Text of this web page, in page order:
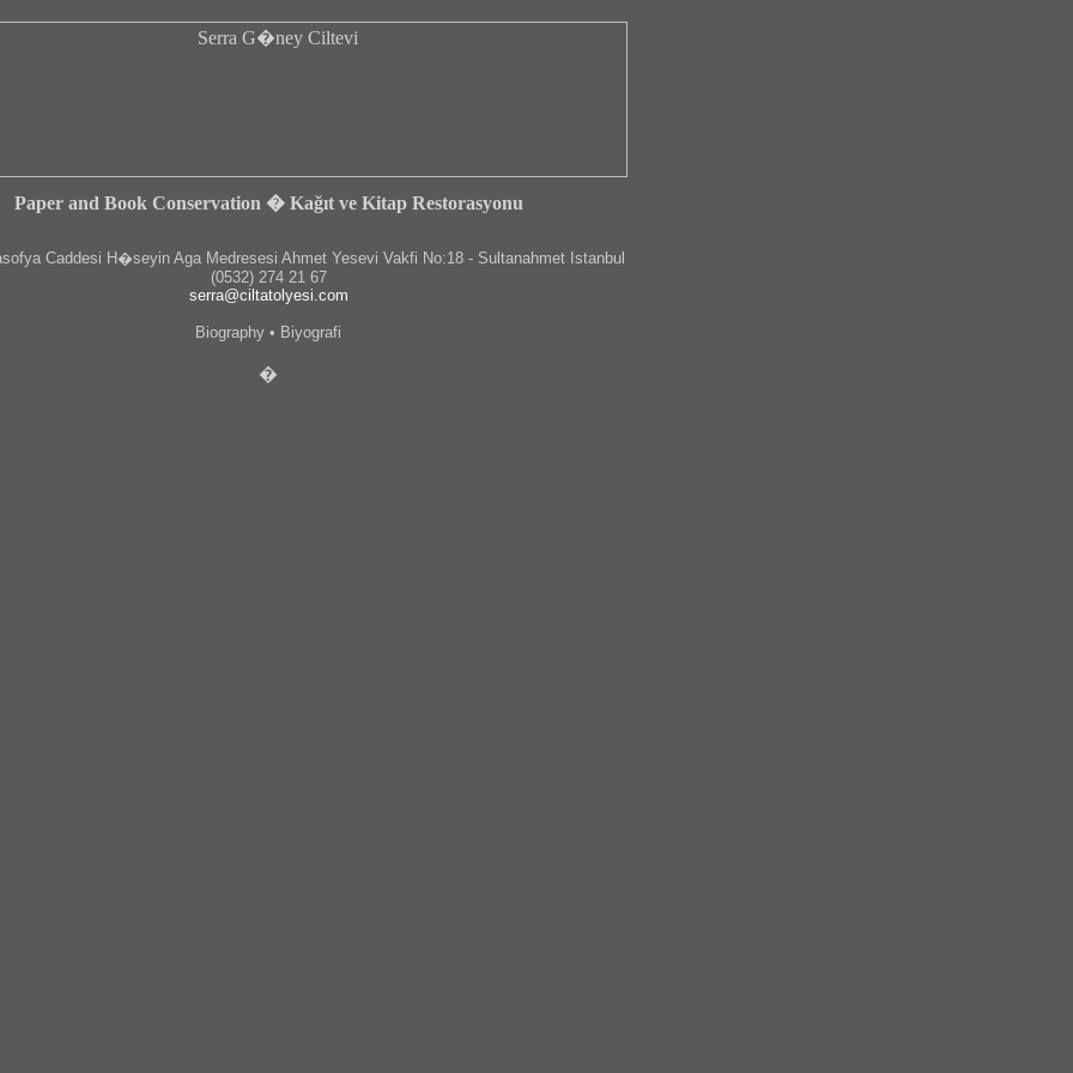
Paper and Book Conservation � Kağıt ve Kitap Restorasyonu
Caddesi H�seyin Aga Medresesi Ahmet Yesevi Vakfi No:18 - Sultanahmet Istanbul
(0532) 274 21 67
serra@ciltatolyesi.com
Biography • Biyografi
�